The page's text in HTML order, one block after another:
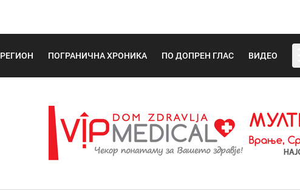
РЕГИОН ПОГРАНИЧНА ХРОНИКА ПО ДОПРЕН ГЛАС ВИДЕО